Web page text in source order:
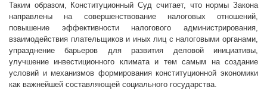
Таким образом, Конституционный Суд считает, что нормы Закона
направлены на совершенствование налоговых отношений,
повышение эффективности налогового администрирования,
взаимодействия плательщиков и иных лиц с налоговыми органами,
упразднение барьеров для развития деловой инициативы,
улучшение инвестиционного климата и тем самым на создание
условий и механизмов формирования конституционной экономики
как важнейшей составляющей социального государства.